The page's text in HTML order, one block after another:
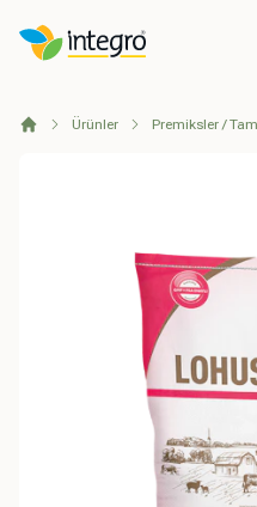
Anasayfa Ürünler